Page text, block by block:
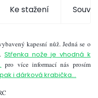
Ke stažení
kapesní nůž. Jedná se o
Střenka nože je vhodná k
pro více informací nás prosím
i dárková krabička...